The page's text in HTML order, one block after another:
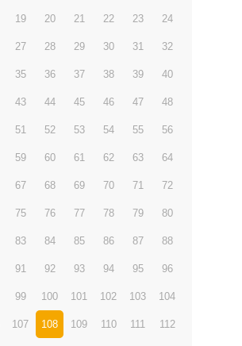
19 20 21 22 23 24
27 28 29 30 31 32
35 36 37 38 39 40
43 44 45 46 47 48
51 52 53 54 55 56
59 60 61 62 63 64
67 68 69 70 71 72
75 76 77 78 79 80
83 84 85 86 87 88
91 92 93 94 95 96
99 100 101 102 103 104
107 108 109 110 111 112